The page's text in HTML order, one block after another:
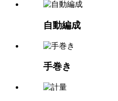
自動編成
手巻き